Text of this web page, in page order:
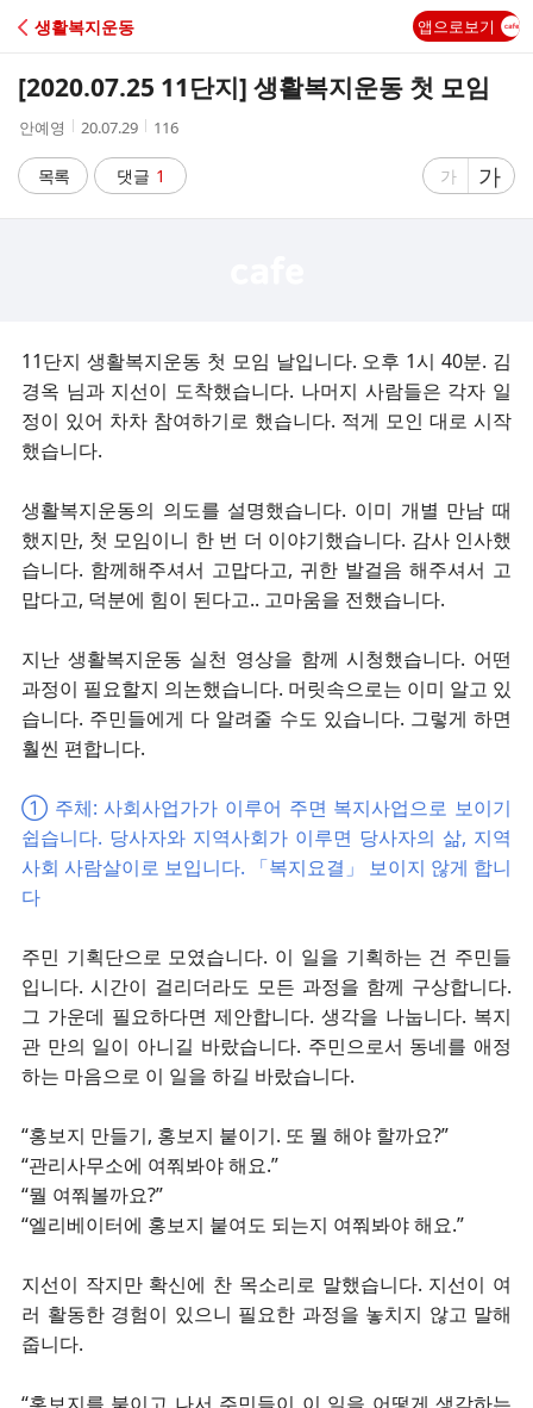
C
A
생활복지운동 앱으로보기
[2020.07.25 11단지] 생활복지운동 첫 모임
작
자
안예영
작
시
간
20.07.29
조
수
116
목록 댓글 1
글
게
가
글
자
게
가
11단지 생활복지운동 첫 모임 날입니다. 오후 1시 40분. 김
경옥 님과 지선이 도착했습니다. 나머지 사람들은 각자 일
정이 있어 차차 참여하기로 했습니다. 적게 모인 대로 시작
했습니다.
생활복지운동의 의도를 설명했습니다. 이미 개별 만남 때
했지만, 첫 모임이니 한 번 더 이야기했습니다. 감사 인사했
습니다. 함께해주셔서 고맙다고, 귀한 발걸음 해주셔서 고
맙다고, 덕분에 힘이 된다고.. 고마움을 전했습니다.
지난 생활복지운동 실천 영상을 함께 시청했습니다. 어떤
과정이 필요할지 의논했습니다. 머릿속으로는 이미 알고 있
습니다. 주민들에게 다 알려줄 수도 있습니다. 그렇게 하면
훨씬 편합니다.
➀ 주체: 사회사업가가 이루어 주면 복지사업으로 보이기
쉽습니다. 당사자와 지역사회가 이루면 당사자의 삶, 지역
사회 사람살이로 보입니다. 「복지요결」 보이지 않게 합니
다
주민 기획단으로 모였습니다. 이 일을 기획하는 건 주민들
입니다. 시간이 걸리더라도 모든 과정을 함께 구상합니다.
그 가운데 필요하다면 제안합니다. 생각을 나눕니다. 복지
관 만의 일이 아니길 바랐습니다. 주민으로서 동네를 애정
하는 마음으로 이 일을 하길 바랐습니다.
“홍보지 만들기, 홍보지 붙이기. 또 뭘 해야 할까요?”
“관리사무소에 여쭤봐야 해요.”
“뭘 여쭤볼까요?”
“엘리베이터에 홍보지 붙여도 되는지 여쭤봐야 해요.”
지선이 작지만 확신에 찬 목소리로 말했습니다. 지선이 여
러 활동한 경험이 있으니 필요한 과정을 놓치지 않고 말해
줍니다.